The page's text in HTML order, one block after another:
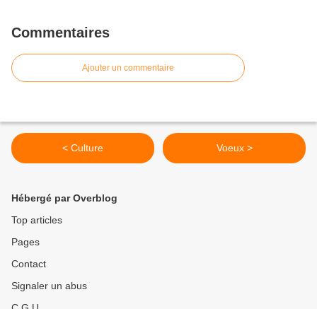
Commentaires
Ajouter un commentaire
< Culture Voeux >
Hébergé par Overblog
Top articles
Pages
Contact
Signaler un abus